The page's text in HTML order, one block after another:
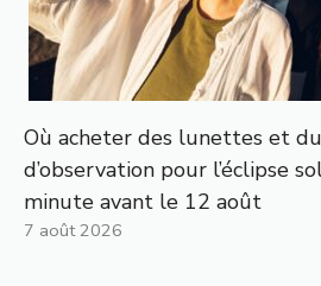
Où acheter des lunettes et
d’observation pour l’éclipse
minute avant le 12 août
7 août 2026